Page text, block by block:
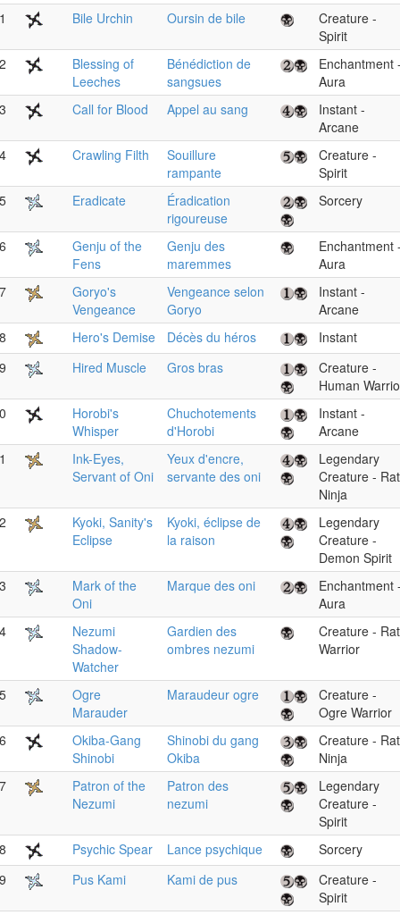
Bile Urchin Oursin de bile
Creature -
Spirit
Blessing of
Leeches
Bénédiction de
sangsues
Enchantment
Aura
Call for Blood Appel au sang
Instant -
Arcane
Crawling Filth
Souillure
rampante
Creature -
Spirit
Eradicate
Éradication
rigoureuse
Sorcery
Genju of the
Fens
Genju des
maremmes
Enchantment
Aura
Goryo's
Vengeance
Vengeance selon
Goryo
Instant -
Arcane
Hero's Demise Décès du héros
Instant
Hired Muscle Gros bras
Creature -
Human
Horobi's
Whisper
Chuchotements
d'Horobi
Instant -
Arcane
Ink-Eyes,
Servant of Oni
Yeux d'encre,
servante des oni
Legendary
Creature - Rat
Ninja
Kyoki, Sanity's
Eclipse
Kyoki, éclipse de
la raison
Legendary
Creature -
Demon Spirit
Mark of the
Oni
Marque des oni
Enchantment
Aura
Nezumi
Shadow-
Watcher
Gardien des
ombres nezumi
Creature - Rat
Warrior
Ogre
Marauder
Maraudeur ogre
Creature -
Ogre Warrior
Okiba-Gang
Shinobi
Shinobi du gang
Okiba
Creature - Rat
Ninja
Patron of the
Nezumi
Patron des
nezumi
Legendary
Creature -
Spirit
Psychic Spear Lance psychique
Sorcery
Pus Kami Kami de pus
Creature -
Spirit